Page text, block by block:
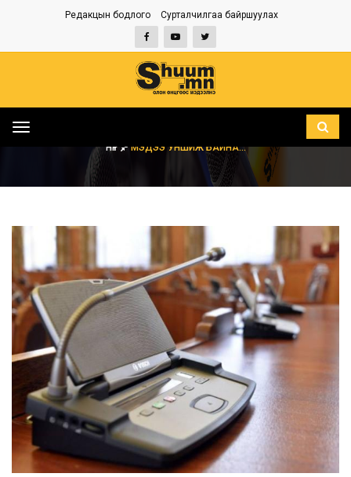
Редакцын бодлого Сурталчилгаа байршуулах
Toggle
НҮҮР МЭДЭЭ УНШИЖ БАЙНА...